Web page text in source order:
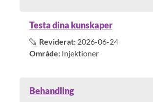
Testa dina kunskaper
Reviderat: 2026-06-24
Område: Injektioner
Behandling